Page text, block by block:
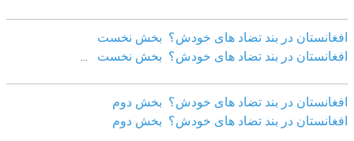
افغانستان در بند تضاد های خودش؟ بخش نخست
افغانستان در بند تضاد های خودش؟ بخش نخست
افغانستان در بند تضاد های خودش؟ بخش دوم
افغانستان در بند تضاد های خودش؟ بخش دوم